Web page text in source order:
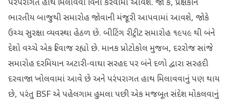
પરંપરાગત હાથ મિલાવવા વિના કરવામાં આવશે. જો કે, પ્રેક્ષકોને
ભારતીય બાજુથી સમારોહ જોવાની મંજૂરી આપવામાં આવશે, જોકે
ઉચ્ચ સુરક્ષા વ્યવસ્થા હેઠળ છે. બીટિંગ રીટ્રીટ સમારોહ ૧૯૫૯ થી બંને
દેશો વચ્ચે એક રિવાજ રહ્યો છે. માનક પ્રોટોકોલ મુજબ, દરરોજ સાંજે
સમારોહ દરમિયાન અટારી-વાઘા સરહદ પર બંને દળો દ્વારા સરહદી
દરવાજા ખોલવામાં આવે છે અને પરંપરાગત હાથ મિલાવવાનું પણ થાય
છે, પરંતુ BSF એ પહેલગામ હુમલા પછી એક મજબૂત સંદેશ મોકલવાનું